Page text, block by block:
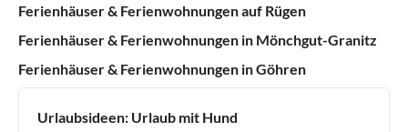
Ferienhäuser & Ferienwohnungen auf Rügen
Ferienhäuser & Ferienwohnungen in Mönchgut-Granitz
Ferienhäuser & Ferienwohnungen in Göhren
Urlaubsideen: Urlaub mit Hund